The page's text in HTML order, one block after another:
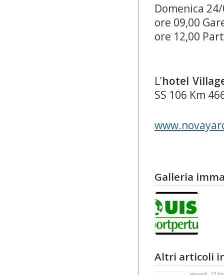
Domenica
ore 09,00
ore 12,00
L’hotel
SS 106 Km
Galleria
Altri articoli